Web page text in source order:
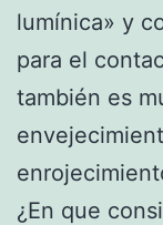
lumínica» y
para el
también es
¿En que